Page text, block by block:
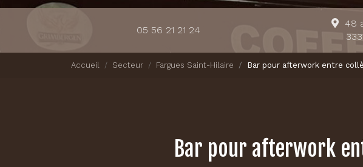
05 56 21 21 24
48
Accueil Secteur Fargues Saint-Hilaire Bar pour afterwork entre
Bar pour afterwork